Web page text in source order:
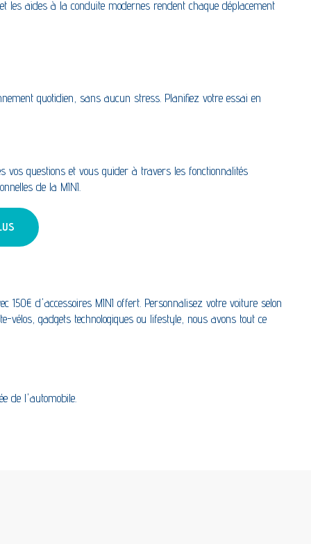
les aides à la conduite modernes rendent chaque déplacement
quotidien, sans aucun stress. Planifiez votre essai en
vos questions et vous guider à travers les fonctionnalités
de la MINI.
d'accessoires MINI offert. Personnalisez votre voiture selon
gadgets technologiques ou lifestyle, nous avons tout ce
de l'automobile.